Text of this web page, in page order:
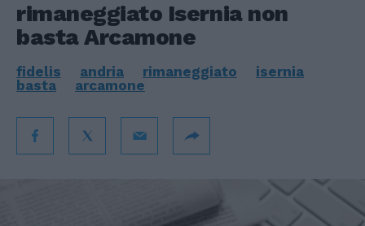
rimaneggiato Isernia non
basta Arcamone
fidelis andria rimaneggiato
isernia
basta
arcamone